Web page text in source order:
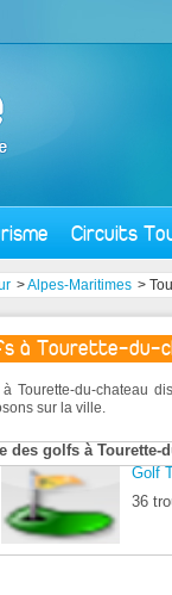
Circuits
>Alpes-Maritimes >
à Tourette-du-
à Tourette-du-chateau
sur la ville.
des golfs à Tourette-
Golf
36